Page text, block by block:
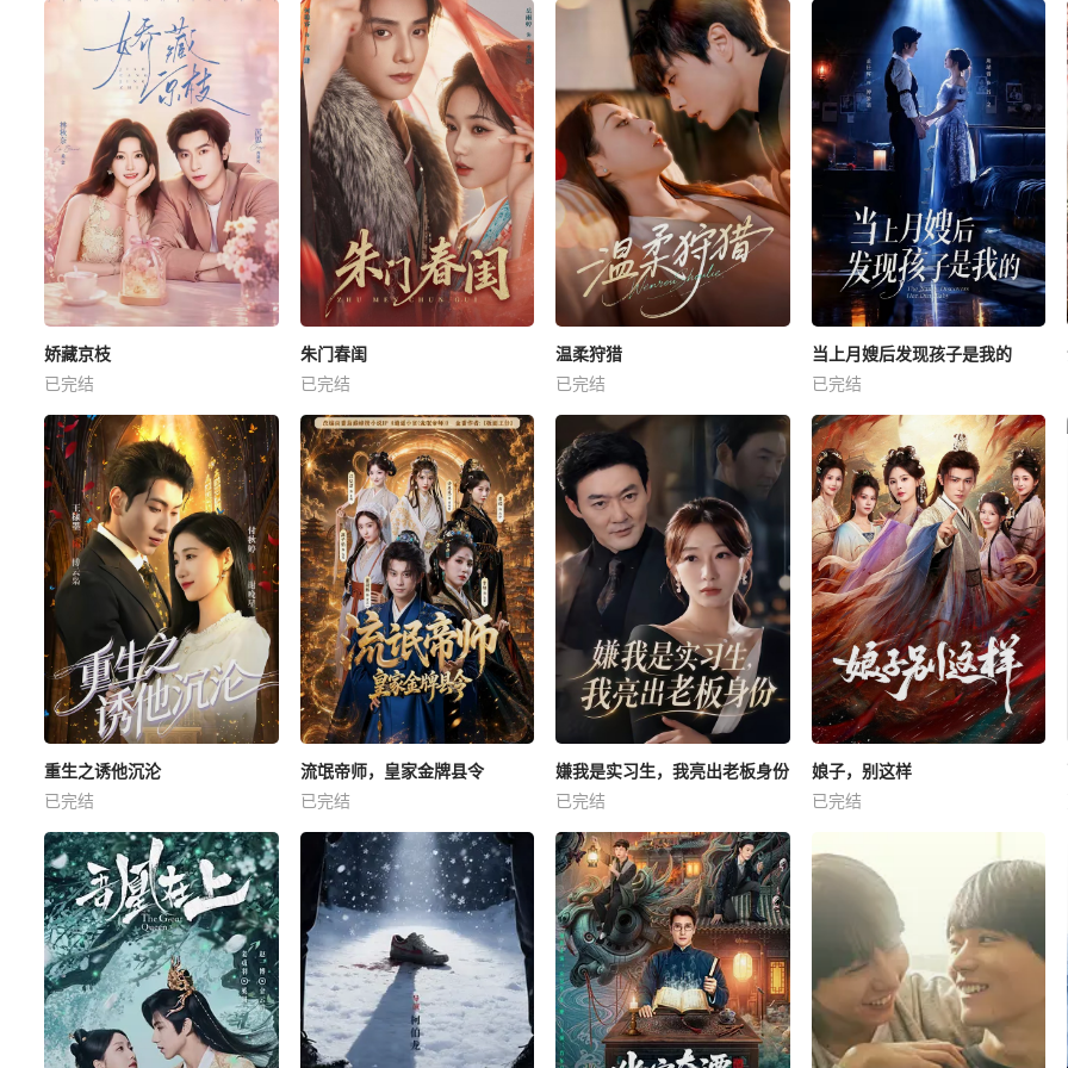
娇藏京枝
已完结
朱门春闺
已完结
温柔狩猎
已完结
当上月嫂后发现孩子是我的
已完结
重生之诱他沉沦
已完结
流氓帝师，皇家金牌县令
已完结
嫌我是实习生，我亮出老板身份
已完结
娘子，别这样
已完结